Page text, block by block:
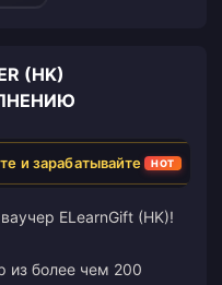
(HK)
и зарабатывайте HOT
ELearnGift (HK)!
из более чем 200